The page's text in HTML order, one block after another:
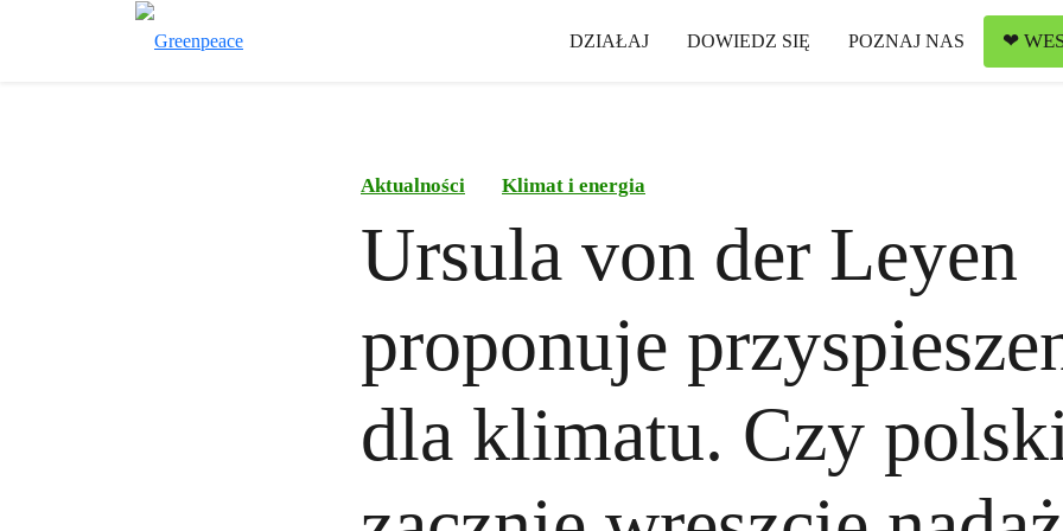
DZIAŁAJ DOWIEDZ SIĘ POZNAJ NAS ❤
Aktualności Klimat i energia
Ursula von der Leyen
proponuje
dla klimatu. Czy